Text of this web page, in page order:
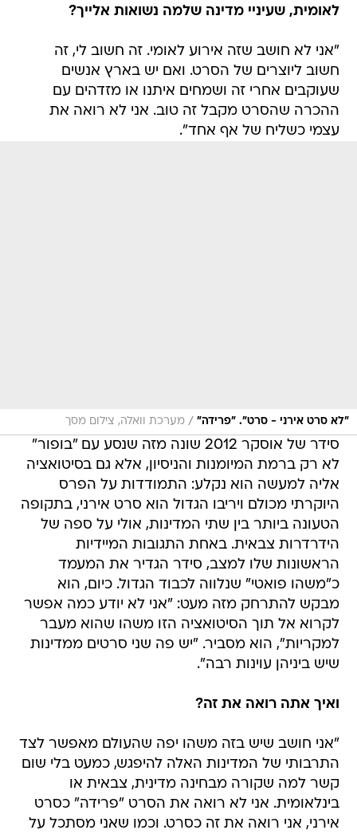
לאומית, שעיניי מדינה שלמה נשואות אלייך?
"אני לא חושב שזה אירוע לאומי. זה חשוב לי, זה
חשוב ליוצרים של הסרט. ואם יש בארץ אנשים
שעוקבים אחרי זה ושמחים איתנו או מזדהים עם
ההכרה שהסרט מקבל זה טוב. אני לא רואה את
עצמי כשליח של אף אחד".
"לא סרט אירני - סרט". "פרידה" / מערכת וואלה, צילום מסך
סידר של אוסקר 2012 שונה מזה שנסע עם "בופור"
לא רק ברמת המיומנות והניסיון, אלא גם בסיטואציה
אליה למעשה הוא נקלע: התמודדות על הפרס
היוקרתי מכולם ויריבו הגדול הוא סרט אירני, בתקופה
הטעונה ביותר בין שתי המדינות, אולי על ספה של
הידרדרות צבאית. באחת התגובות המיידיות
הראשונות שלו למצב, סידר הגדיר את המעמד
כ"משהו פואטי" שנלווה לכבוד הגדול. כיום, הוא
מבקש להתרחק מזה מעט: "אני לא יודע כמה אפשר
לקרוא אל תוך הסיטואציה הזו משהו שהוא מעבר
למקריות", הוא מסביר. "יש פה שני סרטים ממדינות
שיש ביניהן עוינות רבה".
ואיך אתה רואה את זה?
"אני חושב שיש בזה משהו יפה שהעולם מאפשר לצד
התרבותי של המדינות האלה להיפגש, כמעט בלי שום
קשר למה שקורה מבחינה מדינית, צבאית או
בינלאומית. אני לא רואה את הסרט "פרידה" כסרט
אירני, אני רואה את זה כסרט. וכמו שאני מסתכל על